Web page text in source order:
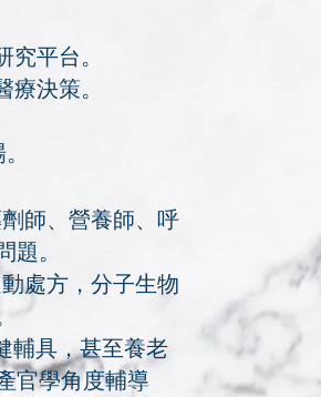
平台。
決策。
師、營養師、呼
。
處方，分子生物
輔具，甚至養老
官學角度輔導